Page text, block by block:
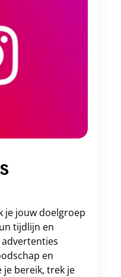
je jouw doelgroep
tijdlijn en
en
bereik, trek je